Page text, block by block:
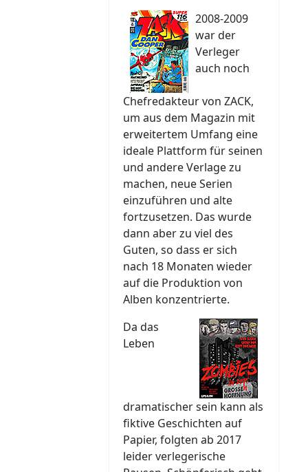
2008-2009
war der
Verleger
auch noch
Chefredakteur von ZACK,
um aus dem Magazin mit
erweitertem Umfang eine
ideale Plattform für seinen
und andere Verlage zu
machen, neue Serien
einzuführen und alte
fortzusetzen. Das wurde
dann aber zu viel des
Guten, so dass er sich
nach 18 Monaten wieder
auf die Produktion von
Alben konzentrierte.
Da das
Leben
dramatischer sein kann als
fiktive Geschichten auf
Papier, folgten ab 2017
leider verlegerische